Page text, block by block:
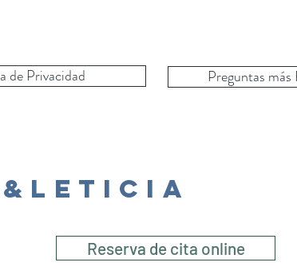
de Privacidad Preguntas más
Reserva de cita online